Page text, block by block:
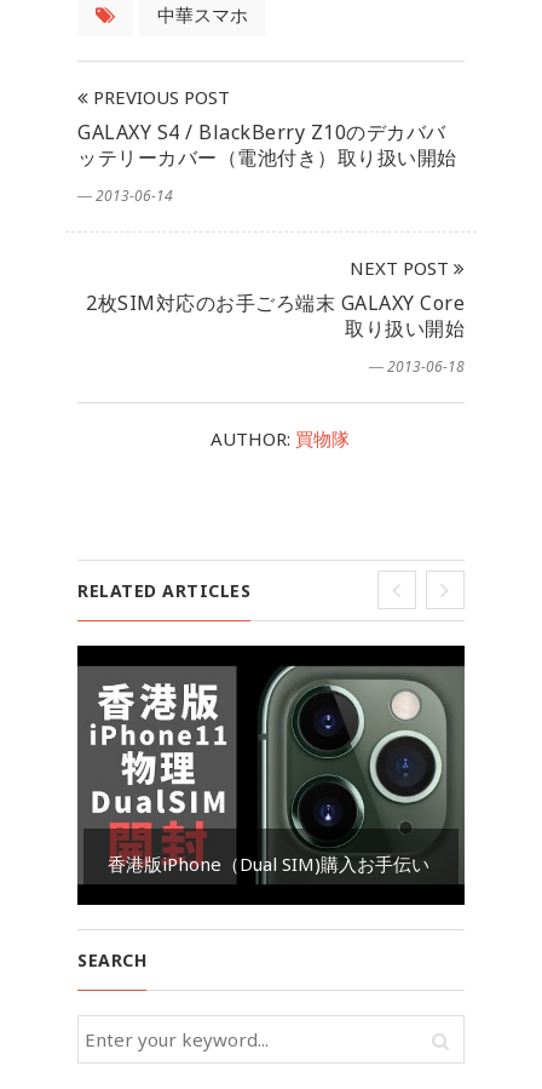
中華スマホ
PREVIOUS POST
GALAXY S4 / BlackBerry Z10のデカババ
ッテリーカバー（電池付き）取り扱い開始
― 2013-06-14
NEXT POST
2枚SIM対応のお手ごろ端末 GALAXY Core
取り扱い開始
― 2013-06-18
AUTHOR: 買物隊
RELATED ARTICLES
香港版iPhone（Dual SIM)購入お手伝い
SEARCH